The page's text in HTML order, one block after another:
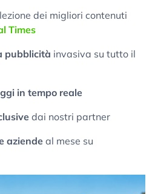
dei migliori contenuti
Times
pubblicità invasiva su tutto il
in tempo reale
dai nostri partner
aziendeal mese su